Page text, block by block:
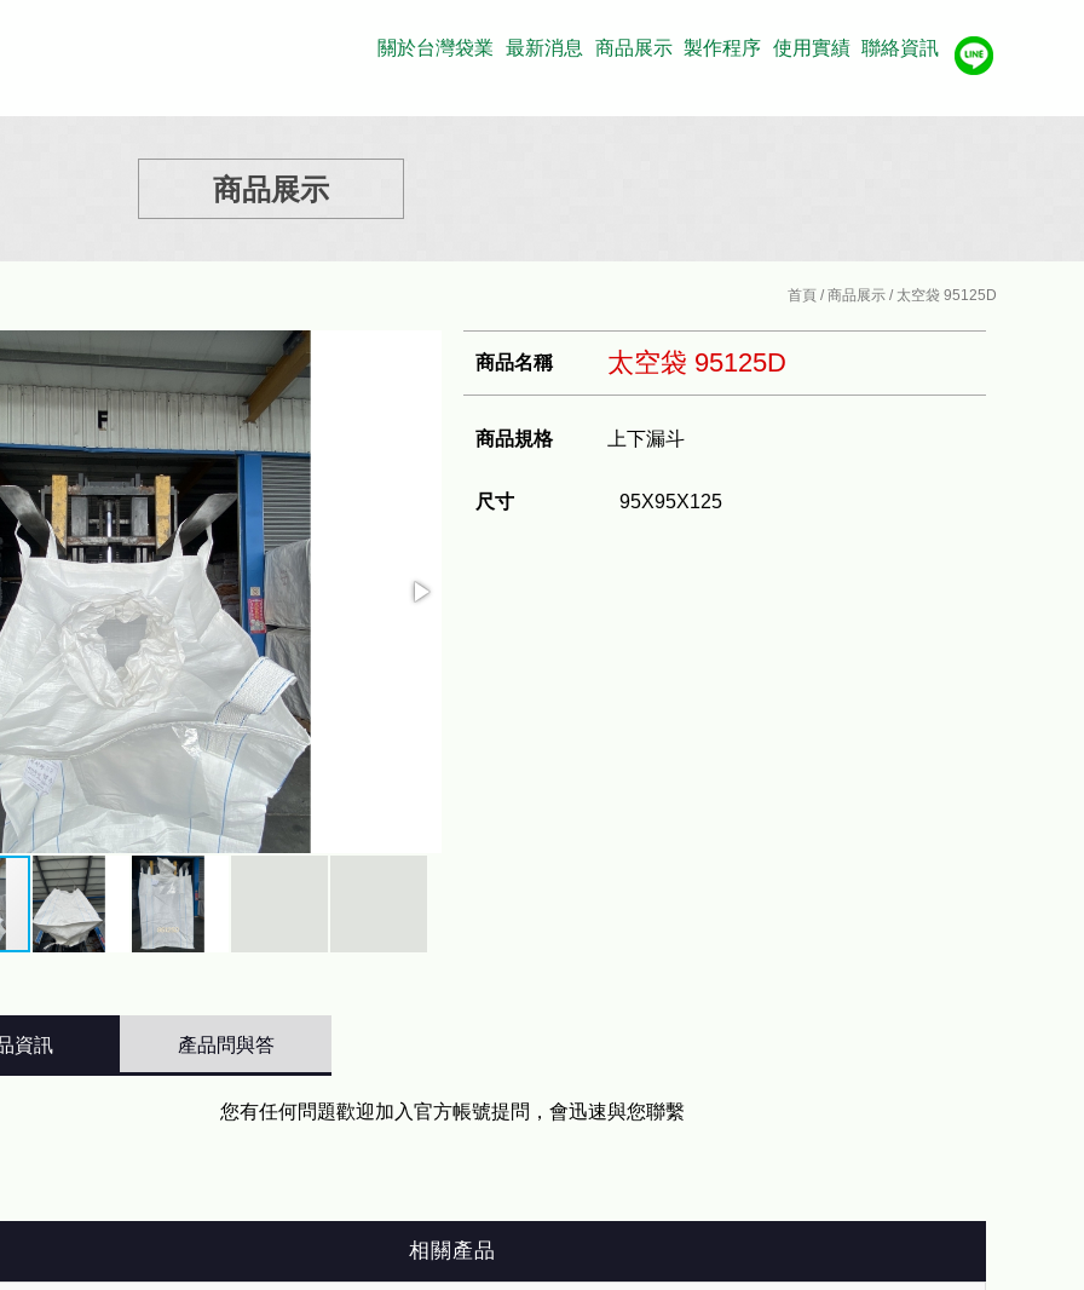
關於台灣袋業 最新消息 商品展示 製作程序 使用實績 聯絡資訊
商品展示
首頁 /商品展示 / 太空袋 95125D
商品名稱 太空袋 95125D
商品規格 上下漏斗
尺寸 95X95X125
資訊 產品問與答
您有任何問題歡迎加入官方帳號提問，會迅速與您聯繫
相關產品